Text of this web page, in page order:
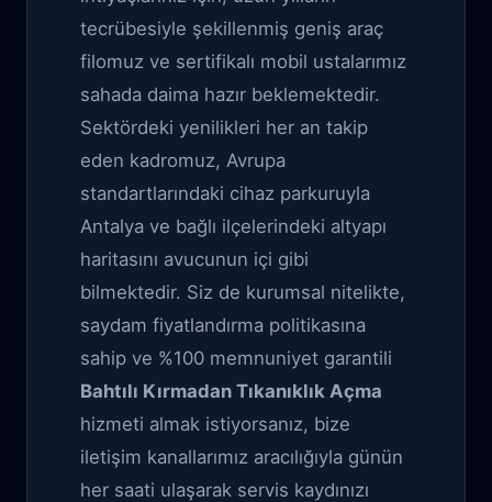
tecrübesiyle şekillenmiş geniş araç
filomuz ve sertifikalı mobil ustalarımız
sahada daima hazır beklemektedir.
Sektördeki yenilikleri her an takip
eden kadromuz, Avrupa
standartlarındaki cihaz parkuruyla
Antalya ve bağlı ilçelerindeki altyapı
haritasını avucunun içi gibi
bilmektedir. Siz de kurumsal nitelikte,
saydam fiyatlandırma politikasına
sahip ve %100 memnuniyet garantili
Bahtılı Kırmadan Tıkanıklık Açma
hizmeti almak istiyorsanız, bize
iletişim kanallarımız aracılığıyla günün
her saati ulaşarak servis kaydınızı